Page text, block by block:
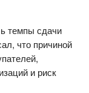
темпы сдачи
что причиной
и риск